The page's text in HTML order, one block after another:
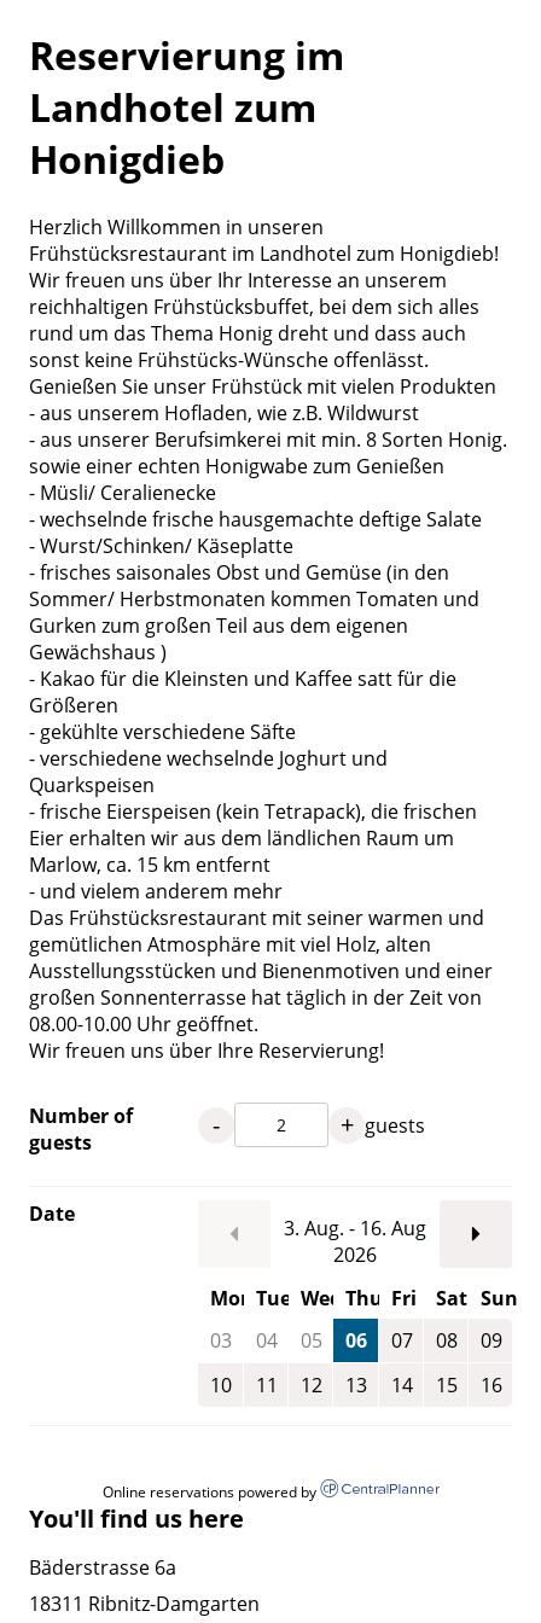
Reservierung im
Landhotel zum
Honigdieb
Herzlich Willkommen in unseren
Frühstücksrestaurant im Landhotel zum Honigdieb!
Wir freuen uns über Ihr Interesse an unserem
reichhaltigen Frühstücksbuffet, bei dem sich alles
rund um das Thema Honig dreht und dass auch
sonst keine Frühstücks-Wünsche offenlässt.
Genießen Sie unser Frühstück mit vielen Produkten
- aus unserem Hofladen, wie z.B. Wildwurst
- aus unserer Berufsimkerei mit min. 8 Sorten Honig.
sowie einer echten Honigwabe zum Genießen
- Müsli/ Ceralienecke
- wechselnde frische hausgemachte deftige Salate
- Wurst/Schinken/ Käseplatte
- frisches saisonales Obst und Gemüse (in den
Sommer/ Herbstmonaten kommen Tomaten und
Gurken zum großen Teil aus dem eigenen
Gewächshaus )
- Kakao für die Kleinsten und Kaffee satt für die
Größeren
- gekühlte verschiedene Säfte
- verschiedene wechselnde Joghurt und
Quarkspeisen
- frische Eierspeisen (kein Tetrapack), die frischen
Eier erhalten wir aus dem ländlichen Raum um
Marlow, ca. 15 km entfernt
- und vielem anderem mehr
Das Frühstücksrestaurant mit seiner warmen und
gemütlichen Atmosphäre mit viel Holz, alten
Ausstellungsstücken und Bienenmotiven und einer
großen Sonnenterrasse hat täglich in der Zeit von
08.00-10.00 Uhr geöffnet.
Wir freuen uns über Ihre Reservierung!
Number of
guests
- + guests
Date
3. Aug. - 16. Aug
2026
Mon Tue Wed Thu Fri Sat Sun
03
04 05 06 07 08
09
10
11 12 13 14 15 16
Online reservations powered by
You'll find us here
Bäderstrasse 6a
18311 Ribnitz-Damgarten